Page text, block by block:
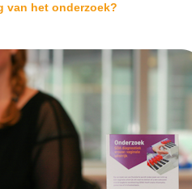
van het onderzoek?